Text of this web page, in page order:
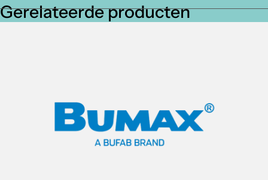
Gerelateerde producten